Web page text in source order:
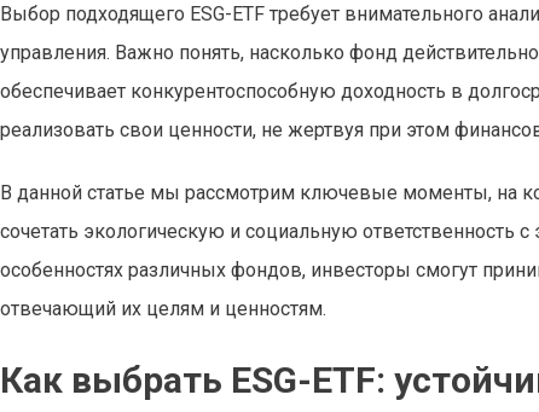
Выбор подходящего ESG-ETF требует внимательного
управления. Важно понять, насколько фонд
обеспечивает конкурентоспособную доходность в
реализовать свои ценности, не жертвуя при этом
В данной статье мы рассмотрим ключевые моменты, на
сочетать экологическую и социальную
особенностях различных фондов, инвесторы смогут
отвечающий их целям и ценностям.
Как выбрать ESG-ETF: